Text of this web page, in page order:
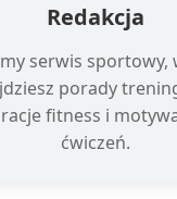
Redakcja
serwis sportowy,
porady
fitness i
ćwiczeń.